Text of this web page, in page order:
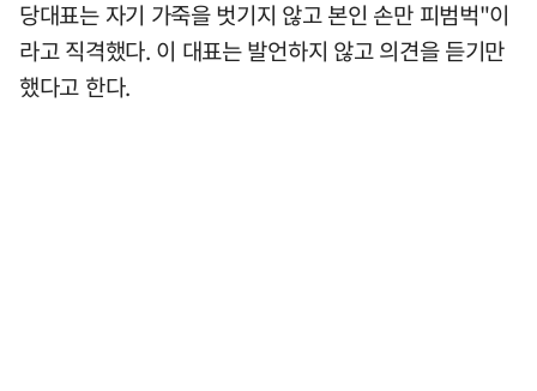
당대표는 자기 가죽을 벗기지 않고 본인 손만 피범벅"이
라고 직격했다. 이 대표는 발언하지 않고 의견을 듣기만
했다고 한다.